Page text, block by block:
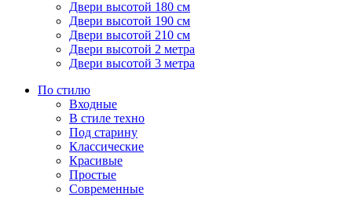
Двери высотой 180 см
Двери высотой 190 см
Двери высотой 210 см
Двери высотой 2 метра
Двери высотой 3 метра
По стилю
Входные
В стиле техно
Под старину
Классические
Красивые
Простые
Современные